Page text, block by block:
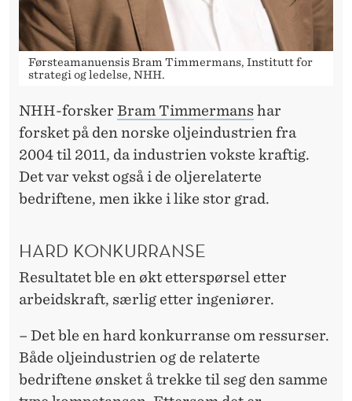
Førsteamanuensis Bram Timmermans, Institutt for
strategi og ledelse, NHH.
NHH-forsker Bram Timmermanshar
forsket på den norske oljeindustrien fra
2004 til 2011, da industrien vokste kraftig.
Det var vekst også i de oljerelaterte
bedriftene, men ikke i like stor grad.
HARD KONKURRANSE
Resultatet ble en økt etterspørsel etter
arbeidskraft, særlig etter ingeniører.
– Det ble en hard konkurranse om ressurser.
Både oljeindustrien og de relaterte
bedriftene ønsket å trekke til seg den samme